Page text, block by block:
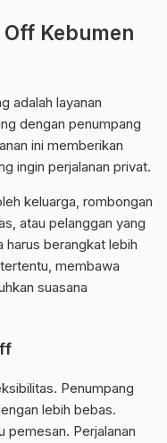
Kebumen
adalah layanan
dengan penumpang
ini memberikan
ingin perjalanan privat.
keluarga, rombongan
atau pelanggan yang
harus berangkat lebih
membawa
suasana
Penumpang
lebih bebas.
pemesan. Perjalanan